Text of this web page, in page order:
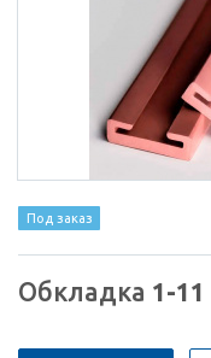
Под заказ
Обкладка 1-11